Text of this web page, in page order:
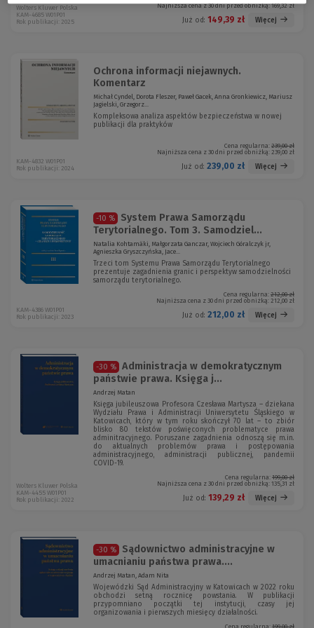
Najniższa cena z 30 dni przed obniżką:169,32 zł
Już od: 149,39 zł Więcej
Wolters Kluwer Polska
KAM-4685 W01P01
Rok publikacji: 2025
Ochrona informacji niejawnych.
Komentarz
Michał Cyndel, Dorota Fleszer, Paweł Gacek, Anna Gronkiewicz, Mariusz
Jagielski, Grzegorz...
Kompleksowa analiza aspektów bezpieczeństwa w nowej
publikacji dla praktyków
Cena regularna: 239,00 zł
Najniższa cena z 30 dni przed obniżką: 239,00 zł
Już od: 239,00 zł Więcej
KAM-4832 W01P01
Rok publikacji: 2024
-10 %
System Prawa Samorządu
Terytorialnego. Tom 3. Samodziel...
Natalia Kohtamäki, Małgorzata Ganczar, Wojciech Góralczyk jr,
Agnieszka Gryszczyńska, Jace...
Trzeci tom Systemu Prawa Samorządu Terytorialnego
prezentuje zagadnienia granic i perspektyw samodzielności
samorządu terytorialnego.
Cena regularna: 212,00 zł
Najniższa cena z 30 dni przed obniżką: 212,00 zł
Już od: 212,00 zł Więcej
KAM-4386 W01P01
Rok publikacji: 2023
-30 %
Administracja w demokratycznym
państwie prawa. Księga j...
Andrzej Matan
Księga jubileuszowa Profesora Czesława Martysza – dziekana
Wydziału Prawa i Administracji Uniwersytetu Śląskiego w
Katowicach, który w tym roku skończył 70 lat – to zbiór
blisko 80 tekstów poświęconych problematyce prawa
adminitracyjnego. Poruszane zagadnienia odnoszą się m.in.
do aktualnych problemów prawa i postępowania
administracyjnego, administracji publicznej, pandemii
COVID-19.
Cena regularna: 199,00 zł
Najniższa cena z 30 dni przed obniżką: 135,31 zł
Już od: 139,29 zł Więcej
Wolters Kluwer Polska
KAM-4455 W01P01
Rok publikacji: 2022
-30 %
Sądownictwo administracyjne w
umacnianiu państwa prawa....
Andrzej Matan, Adam Nita
Wojewódzki Sąd Administracyjny w Katowicach w 2022 roku
obchodzi setną rocznicę powstania. W publikacji
przypomniano początki tej instytucji, czasy jej
organizowania i pierwszych miesięcy działalności.
Cena regularna: 199,00 zł